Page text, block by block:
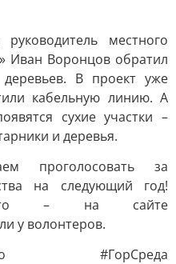
местного
Иван Воронцов обратил
В проект уже
кабельную линию. А
сухие участки –
и деревья.
проголосовать за
на следующий год!
– на сайте
у волонтеров.
#ГорСреда